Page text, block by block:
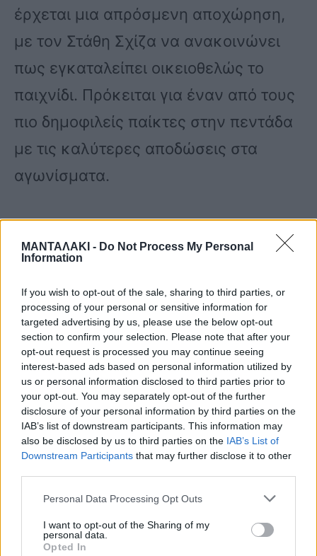
ΜΑΝΤΑΛΑΚΙ - Do Not Process My Personal
Information
If you wish to opt-out of the sale, sharing to third parties, or
processing of your personal or sensitive information for
targeted advertising by us, please use the below opt-out
section to confirm your selection. Please note that after your
opt-out request is processed you may continue seeing
interest-based ads based on personal information utilized by
us or personal information disclosed to third parties prior to
your opt-out. You may separately opt-out of the further
disclosure of your personal information by third parties on the
IAB’s list of downstream participants. This information may
also be disclosed by us to third parties on the IAB’s List of
Downstream Participants that may further disclose it to other
Personal Data Processing Opt Outs
I want to opt-out of the Sharing of my
personal data.
Opted In
έρχεται μια απρόσμενη αποχώρηση,
με τον Στάθη Σχίζα να ανακοινώνει
πως εγκαταλείπει οικειοθελώς το
παιχνίδι. Πρόκειται για έναν από τους
πιο δημοφιλείς παίκτες στην πεντάδα
με τις καλύτερες αποδώσεις στα
αγωνίσματα.
Ο ίδιος εξάλλου στο περσινό Survivor
τερμάτισε πρώτος λαμβάνοντας το
Μέχρι αυτή την ώρα, η αποχώρηση
του Στάθη Σχίζα συνοδεύεται με ένα
μεγάλο ερωτηματικό, καθώς ο ίδιος
στα προηγούμενα επεισόδια δεν είχε
εκφράσει την επιθυμία του να
αποχωρήσει οικειοθελώς, εκτός και
εάν οι εξελίξεις στο Survivor All Star
είναι απρόσμενες στα επεισόδια που
έρχονται τις επόμενες ημέρες.